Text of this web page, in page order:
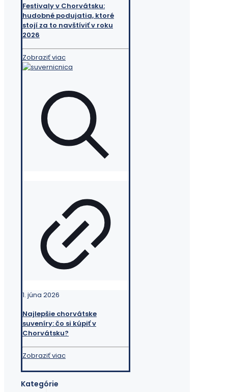
Festivaly v Chorvátsku:
hudobné podujatia, ktoré
stojí za to navštíviť v roku
2026
Zobraziť viac
1. júna 2026
Najlepšie chorvátske
suveníry: čo si kúpiť v
Chorvátsku?
Zobraziť viac
Kategórie